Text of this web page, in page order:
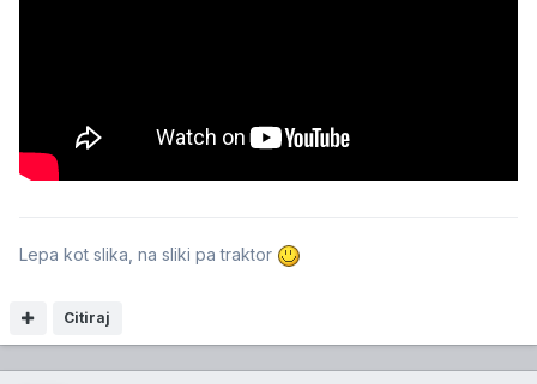
Citiraj
Lepa kot slika, na sliki pa traktor